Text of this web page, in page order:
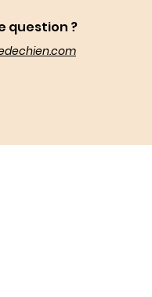
question ?